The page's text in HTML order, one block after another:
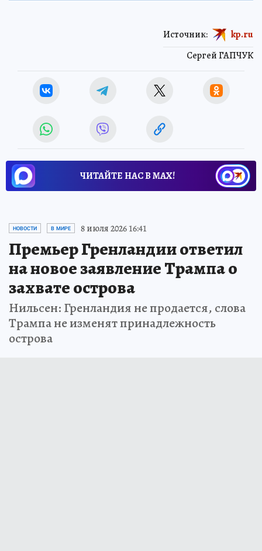
Сергей ГАПЧУК
Источник: kp.ru
ЧИТАЙТЕ НАС В МАХ!
НОВОСТИ В МИРЕ 8 июля 2026 16:41
Премьер Гренландии ответил
на новое заявление Трампа о
захвате острова
Нильсен: Гренландия не продается, слова
Трампа не изменят принадлежность
острова